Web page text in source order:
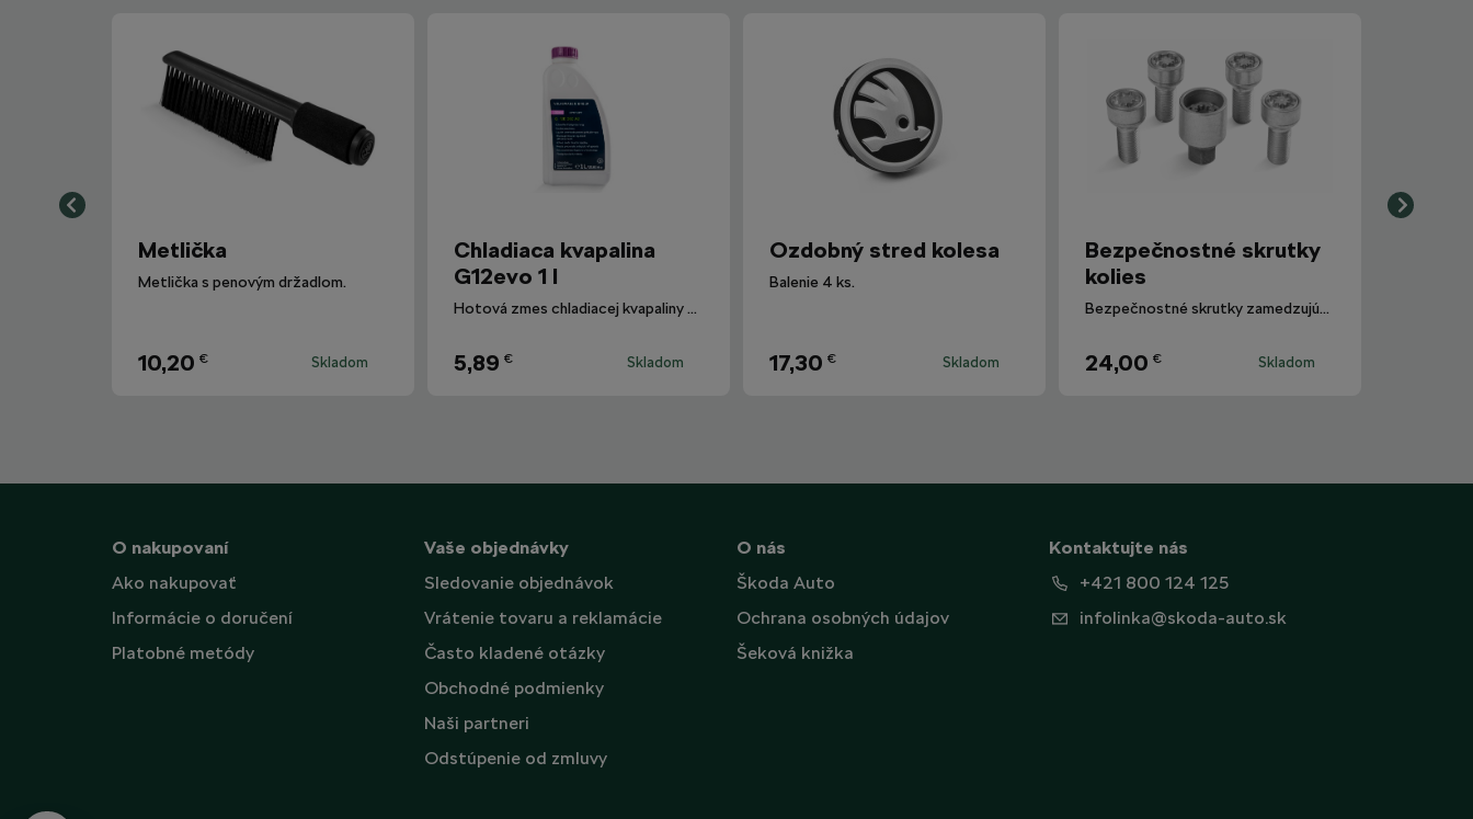
Metlička
Metlička s penovým držadlom.
10,20 € Skladom
Chladiaca kvapalina
G12evo 1 l
Hotová zmes chladiacej kvapaliny G12evo pre všetky vozidlá Škoda.
5,89 € Skladom
Ozdobný stred kolesa
Balenie 4 ks.
17,30 € Skladom
Bezpečnostné skrutky
kolies
Bezpečnostné skrutky zamedzujúce krádeži kolies.
24,00 € Skladom
O nakupovaní
Ako nakupovať
Informácie o doručení
Platobné metódy
Vaše objednávky
Sledovanie objednávok
Vrátenie tovaru a reklamácie
Často kladené otázky
Obchodné podmienky
Naši partneri
Odstúpenie od zmluvy
O nás
Škoda Auto
Ochrana osobných údajov
Šeková knižka
Kontaktujte nás
+421 800 124 125
infolinka@skoda-auto.sk